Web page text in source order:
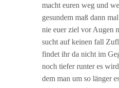
macht euren weg und
gesundem maß dann
nie euer ziel vor Augen
sucht auf keinen fall
findet ihr da nicht im
noch tiefer runter es
dem man um so länger